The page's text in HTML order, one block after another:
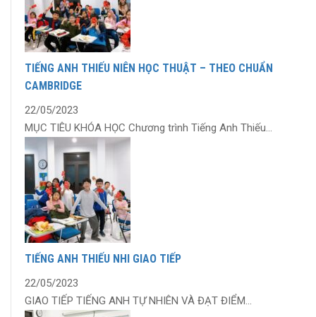
TIẾNG ANH THIẾU NIÊN HỌC THUẬT – THEO CHUẨN
CAMBRIDGE
22/05/2023
MỤC TIÊU KHÓA HỌC Chương trình Tiếng Anh Thiếu...
TIẾNG ANH THIẾU NHI GIAO TIẾP
22/05/2023
GIAO TIẾP TIẾNG ANH TỰ NHIÊN VÀ ĐẠT ĐIỂM...